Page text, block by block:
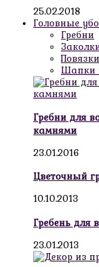
25.02.2018
Головные
Гребни
Шапки
Гребни для
камнями
23.01.2016
Цветочный
10.10.2013
Гребень для
23.01.2013